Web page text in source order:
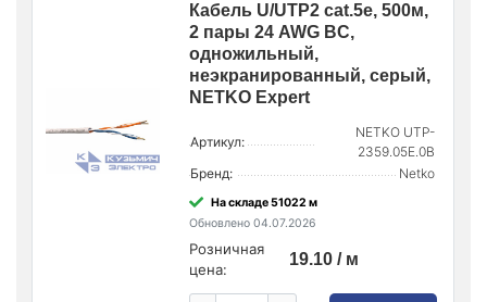
Кабель U/UTP2 cat.5е, 500м,
2 пары 24 AWG BC,
одножильный,
неэкранированный, серый,
NETKO Expert
Артикул:
NETKO UTP-
2359.05E.0B
Бренд:
Netko
На складе 51022 м
Обновлено 04.07.2026
Розничная
цена:
19.10 / м